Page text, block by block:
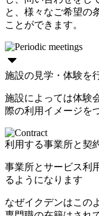
と、様々なご希望の
ことができます。
施設の見学・体験を
施設によっては体験
際の利用イメージを
利用する事業所と契
事業所とサービス利
るようになります
なぜイクデンはこの